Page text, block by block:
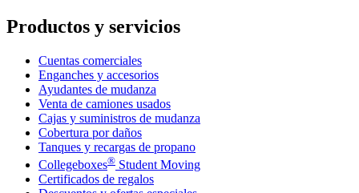
Productos y servicios
Cuentas comerciales
Enganches y accesorios
Ayudantes de mudanza
Venta de camiones usados
Cajas y suministros de mudanza
Cobertura por daños
Tanques y recargas de propano
Collegeboxes® Student Moving
Certificados de regalos